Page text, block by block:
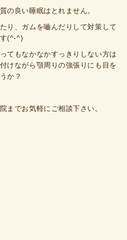
の良い睡眠はとれません。
り、ガムを嚙んだりして対策して
(^-^)
てもなかなかすっきりしない方は
けながら顎周りの強張りにも目を
か？
までお気軽にご相談下さい。